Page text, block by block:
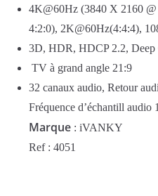
4K@60Hz (3840 X 2160
4:2:0), 2K@60Hz(4:4:4),
3D, HDR, HDCP 2.2, Deep
TV à grand angle 21:9
32 canaux audio, Retour
Fréquence d’échantill audio
Marque : iVANKY
Ref : 4051